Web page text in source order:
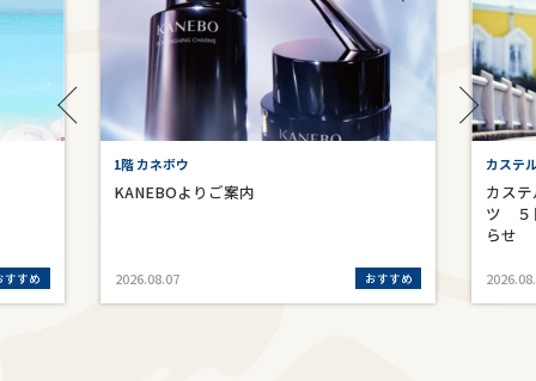
すすめ
1階 カネボウ
KANEBOよりご案内
2026.08.07 おすすめ
カステ
カス
ツ ５
らせ